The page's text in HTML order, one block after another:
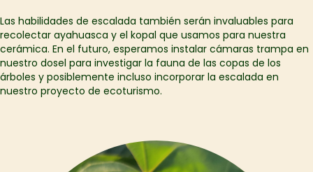
Las habilidades de escalada también serán invaluables para
recolectar ayahuasca y el kopal que usamos para nuestra
cerámica. En el futuro, esperamos instalar cámaras trampa en
nuestro dosel para investigar la fauna de las copas de los
árboles y posiblemente incluso incorporar la escalada en
nuestro proyecto de ecoturismo.